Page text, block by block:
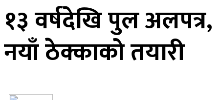
१३ वर्षदेखि पुल अलपत्र,
नयाँ ठेक्काको तयारी